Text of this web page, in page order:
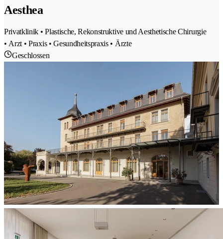
Aesthea
Privatklinik • Plastische, Rekonstruktive und Aesthetische Chirurgie
• Arzt • Praxis • Gesundheitspraxis • Ärzte
Geschlossen